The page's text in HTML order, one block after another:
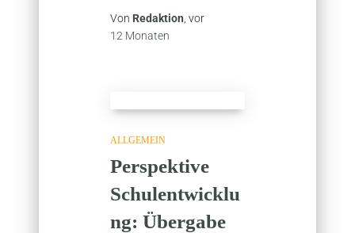
Von Redaktion , vor
12 Monaten
ALLGEMEIN
Perspektive
Schulentwicklu
ng: Übergabe